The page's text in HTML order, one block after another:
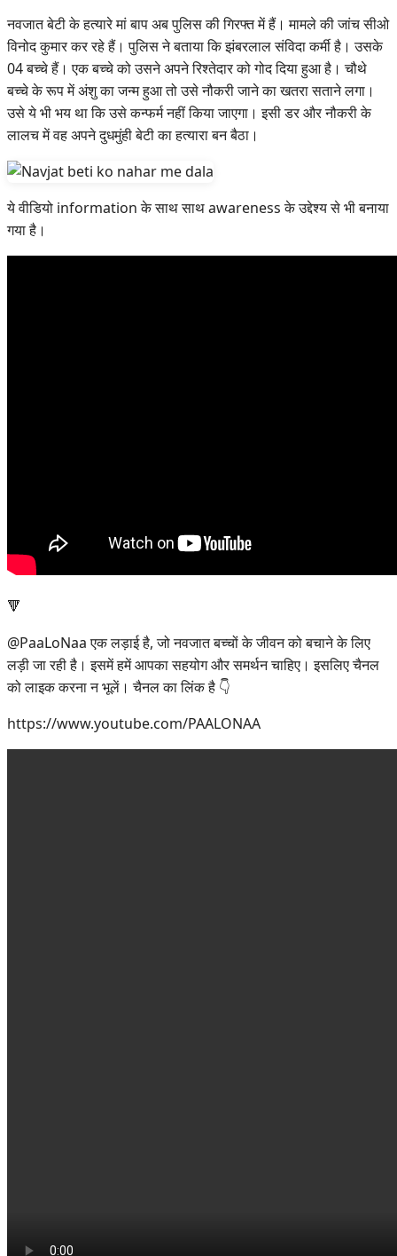
नवजात बेटी के हत्यारे मां बाप अब पुलिस की गिरफ्त में हैं। मामले की जांच सीओ
विनोद कुमार कर रहे हैं। पुलिस ने बताया कि झंबरलाल संविदा कर्मी है। उसके
04 बच्चे हैं। एक बच्चे को उसने अपने रिश्तेदार को गोद दिया हुआ है। चौथे
बच्चे के रूप में अंशु का जन्म हुआ तो उसे नौकरी जाने का खतरा सताने लगा।
उसे ये भी भय था कि उसे कन्फर्म नहीं किया जाएगा। इसी डर और नौकरी के
लालच में वह अपने दुधमुंही बेटी का हत्यारा बन बैठा।
ये वीडियो information के साथ साथ awareness के उद्देश्य से भी बनाया
गया है।
🔻
@PaaLoNaa एक लड़ाई है, जो नवजात बच्चों के जीवन को बचाने के लिए
लड़ी जा रही है। इसमें हमें आपका सहयोग और समर्थन चाहिए। इसलिए चैनल
को लाइक करना न भूलें। चैनल का लिंक है 👇
https://www.youtube.com/PAALONAA